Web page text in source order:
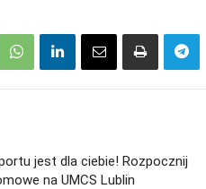
jest dla ciebie! Rozpocznij
na UMCS Lublin